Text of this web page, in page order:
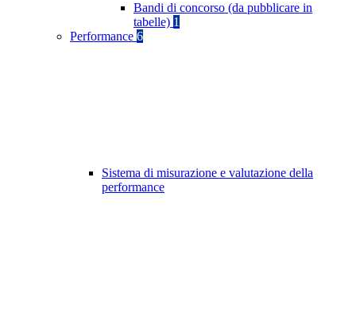
Bandi di concorso (da pubblicare in
tabelle) 1
Performance 6
Sistema di misurazione e valutazione della
performance